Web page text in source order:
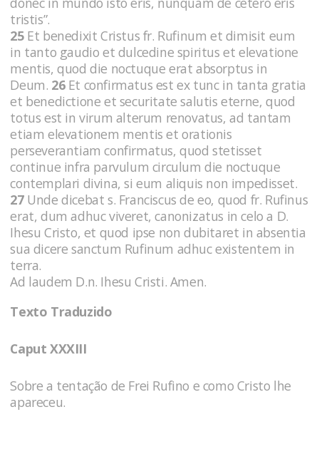
tristis”.
25 Et benedixit Cristus fr. Rufinum et dimisit eum
in tanto gaudio et dulcedine spiritus et elevatione
mentis, quod die noctuque erat absorptus in
Deum. 26Et confirmatus est ex tunc in tanta gratia
et benedictione et securitate salutis eterne, quod
totus est in virum alterum renovatus, ad tantam
etiam elevationem mentis et orationis
perseverantiam confirmatus, quod stetisset
continue infra parvulum circulum die noctuque
contemplari divina, si eum aliquis non impedisset.
27 Unde dicebat s. Franciscus de eo, quod fr. Rufinus
erat, dum adhuc viveret, canonizatus in celo a D.
Ihesu Cristo, et quod ipse non dubitaret in absentia
sua dicere sanctum Rufinum adhuc existentem in
terra.
Ad laudem D.n. Ihesu Cristi. Amen.
Texto Traduzido
Caput XXXIII
Sobre a tentação de Frei Rufino e como Cristo lhe
apareceu.